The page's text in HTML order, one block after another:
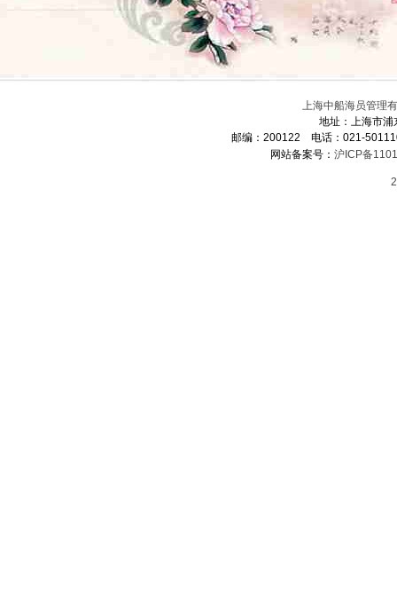
上海中船海员管理
地址：上海市
邮编：200122 电话：021-
网站备案号： 沪ICP备